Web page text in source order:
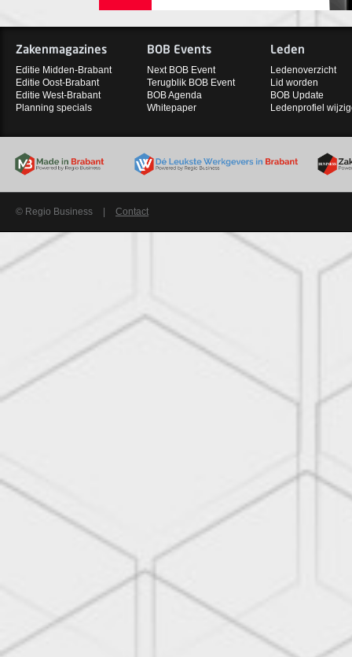
Zakenmagazines
Editie Midden-Brabant
Editie Oost-Brabant
Editie West-Brabant
Planning specials
BOB Events
Next BOB Event
Terugblik BOB Event
BOB Agenda
Whitepaper
Leden
Ledenoverzicht
Lid worden
BOB Update
Ledenprofiel
© Regio Business Contact